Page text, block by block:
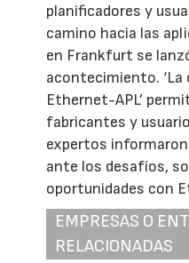
planificadores y
camino hacia las
en Frankfurt se
acontecimiento. ‘La
Ethernet-APL’
fabricantes y
expertos
ante los desafíos,
oportunidades con
EMPRESAS O
RELACIONADAS